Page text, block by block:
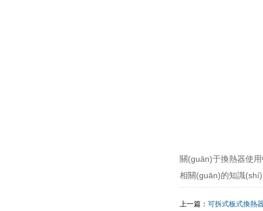
關(guān)于換熱器使用
相關(guān)的知識
上一篇： 可拆式板式換熱